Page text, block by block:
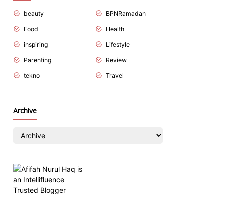
beauty BPNRamadan
Food Health
inspiring Lifestyle
Parenting Review
tekno Travel
Archive